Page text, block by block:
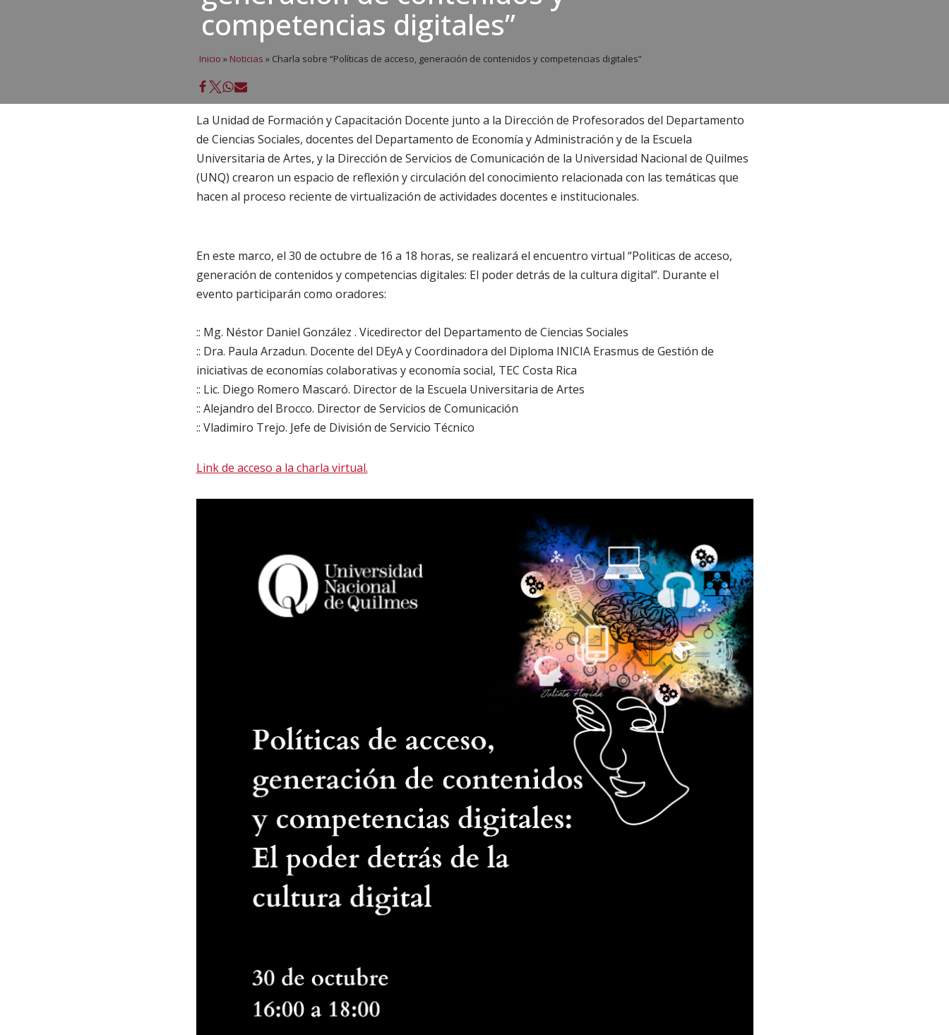
competencias digitales”
Inicio » Noticias » Charla sobre “Políticas de acceso, generación de contenidos y competencias digitales”
La Unidad de Formación y Capacitación Docente junto a la Dirección de Profesorados del Departamento
de Ciencias Sociales, docentes del Departamento de Economía y Administración y de la Escuela
Universitaria de Artes, y la Dirección de Servicios de Comunicación de la Universidad Nacional de Quilmes
(UNQ) crearon un espacio de reflexión y circulación del conocimiento relacionada con las temáticas que
hacen al proceso reciente de virtualización de actividades docentes e institucionales.
En este marco, el 30 de octubre de 16 a 18 horas, se realizará el encuentro virtual “Politicas de acceso,
generación de contenidos y competencias digitales: El poder detrás de la cultura digital”. Durante el
evento participarán como oradores:
:: Mg. Néstor Daniel González . Vicedirector del Departamento de Ciencias Sociales
:: Dra. Paula Arzadun. Docente del DEyA y Coordinadora del Diploma INICIA Erasmus de Gestión de
iniciativas de economías colaborativas y economía social, TEC Costa Rica
:: Lic. Diego Romero Mascaró. Director de la Escuela Universitaria de Artes
:: Alejandro del Brocco. Director de Servicios de Comunicación
:: Vladimiro Trejo. Jefe de División de Servicio Técnico
Link de acceso a la charla virtual.